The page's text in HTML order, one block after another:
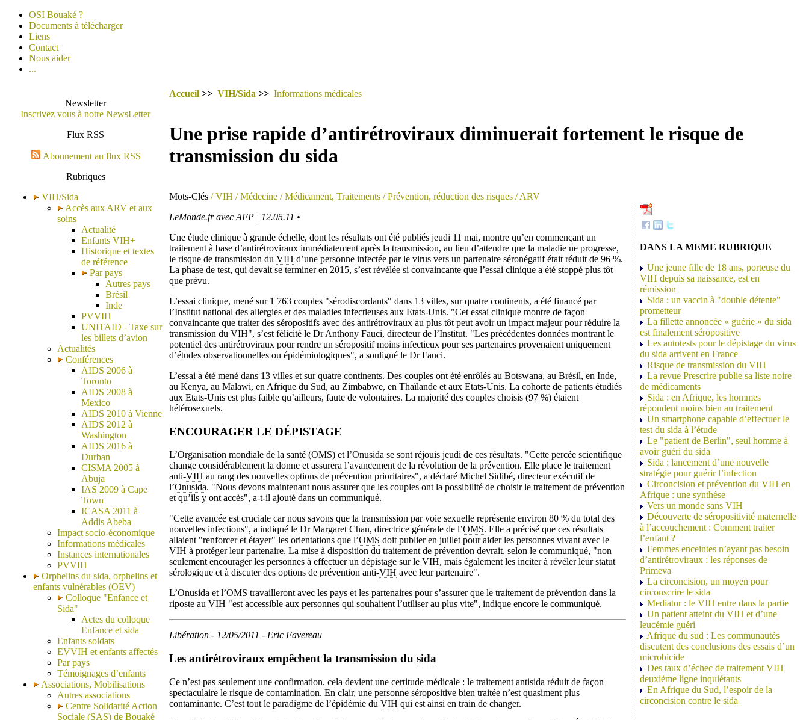
OSI Bouaké ?
Documents à télécharger
Liens
Contact
Nous aider
...
Newsletter
Inscrivez vous à notre NewsLetter
Flux RSS
Abonnement au flux RSS
Rubriques
VIH/Sida
Accès aux ARV et aux
soins
Actualité
Enfants VIH+
Historique et textes
de référence
Par pays
Autres pays
Brésil
Inde
PVVIH
UNITAID - Taxe sur
les billets d’avion
Actualités
Conférences
AIDS 2006 à
Toronto
AIDS 2008 à
Mexico
AIDS 2010 à Vienne
AIDS 2012 à
Washington
AIDS 2016 à
Durban
CISMA 2005 à
Abuja
IAS 2009 à Cape
Town
ICASA 2011 à
Addis Abeba
Impact socio-économique
Informations médicales
Instances internationales
PVVIH
Orphelins du sida, orphelins et
enfants vulnérables (OEV)
Colloque "Enfance et
Sida"
Actes du colloque
Enfance et sida
Enfants soldats
EVVIH et enfants affectés
Par pays
Témoignages d’enfants
Associations, Mobilisations
Autres associations
Centre Solidarité Action
Sociale (SAS) de Bouaké
Accueil >> VIH/Sida >> Informations médicales
Une prise rapide d’antirétroviraux diminuerait fortement le risque de
transmission du sida
Mots-Clés / VIH / Médecine / Médicament, Traitements / Prévention, réduction des risques / ARV
LeMonde.fr avec AFP | 12.05.11 •
Une étude clinique à grande échelle, dont les résultats ont été publiés jeudi 11 mai, montre qu’en commençant un
traitement à base d’antirétroviraux immédiatement après la transmission, au lieu d’attendre que la maladie ne progresse,
le risque de transmission du VIH d’une personne infectée par le virus vers un partenaire séronégatif était réduit de 96 %.
La phase de test, qui devait se terminer en 2015, s’est révélée si convaincante que l’essai clinique a été stoppé plus tôt
que prévu.
L’essai clinique, mené sur 1 763 couples "sérodiscordants" dans 13 villes, sur quatre continents, a été financé par
l’Institut national des allergies et des maladies infectieuses aux Etats-Unis. "Cet essai clinique montre de façon
convaincante que traiter des séropositifs avec des antirétroviraux au plus tôt peut avoir un impact majeur pour réduire la
transmission du VIH", s’est félicité le Dr Anthony Fauci, directeur de l’Institut. "Les précédentes données montrant le
potentiel des antirétroviraux pour rendre un séropositif moins infectieux pour ses partenaires provenaient uniquement
d’études observationnelles ou épidémiologiques", a souligné le Dr Fauci.
L’essai a été mené dans 13 villes et sur quatre continents. Des couples ont été enrôlés au Botswana, au Brésil, en Inde,
au Kenya, au Malawi, en Afrique du Sud, au Zimbabwe, en Thaïlande et aux Etats-Unis. La cohorte de patients étudiés
aux Etats-Unis est plus faible qu’ailleurs, faute de volontaires. La majorité des couples choisis (97 %) étaient
hétérosexuels.
ENCOURAGER LE DÉPISTAGE
L’Organisation mondiale de la santé (OMS) et l’Onusida se sont réjouis jeudi de ces résultats. "Cette percée scientifique
change considérablement la donne et assurera l’avancement de la révolution de la prévention. Elle place le traitement
anti-VIH au rang des nouvelles options de prévention prioritaires", a déclaré Michel Sidibé, directeur exécutif de
l’Onusida. "Nous devons maintenant nous assurer que les couples ont la possibilité de choisir le traitement de prévention
et qu’ils y ont accès", a-t-il ajouté dans un communiqué.
"Cette avancée est cruciale car nous savons que la transmission par voie sexuelle représente environ 80 % du total des
nouvelles infections", a indiqué le Dr Margaret Chan, directrice générale de l’OMS. Elle a précisé que ces résultats
allaient "renforcer et étayer" les orientations que l’OMS doit publier en juillet pour aider les personnes vivant avec le
VIH à protéger leur partenaire. La mise à disposition du traitement de prévention devrait, selon le communiqué, "non
seulement encourager les personnes à effectuer un dépistage sur le VIH, mais également les inciter à révéler leur statut
sérologique et à discuter des options de prévention anti-VIH avec leur partenaire".
L’Onusida et l’OMS travailleront avec les pays et les partenaires pour s’assurer que le traitement de prévention dans la
riposte au VIH "est accessible aux personnes qui souhaitent l’utiliser au plus vite", indique encore le communiqué.
Libération - 12/05/2011 - Eric Favereau
Les antirétroviraux empêchent la transmission du sida
Ce n’est pas seulement une confirmation, cela devient une certitude médicale : le traitement antisida réduit de façon
spectaculaire le risque de contamination. En clair, une personne séropositive bien traitée n’est quasiment plus
contaminante. C’est tout le paradigme de l’épidémie du VIH qui est ainsi en train de changer.
DANS LA MEME RUBRIQUE
Une jeune fille de 18 ans, porteuse du
VIH depuis sa naissance, est en
rémission
Sida : un vaccin à "double détente"
prometteur
La fillette annoncée « guérie » du sida
est finalement séropositive
Les autotests pour le dépistage du virus
du sida arrivent en France
Risque de transmission du VIH
La revue Prescrire publie sa liste noire
de médicaments
Sida : en Afrique, les hommes
répondent moins bien au traitement
Un smartphone capable d’effectuer le
test du sida à l’étude
Le "patient de Berlin", seul homme à
avoir guéri du sida
Sida : lancement d’une nouvelle
stratégie pour guérir l’infection
Circoncision et prévention du VIH en
Afrique : une synthèse
Vers un monde sans VIH
Découverte de séropositivité maternelle
à l’accouchement : Comment traiter
l’enfant ?
Femmes enceintes n’ayant pas besoin
d’antirétroviraux : les réponses de
Primeva
La circoncision, un moyen pour
circonscrire le sida
Mediator : le VIH entre dans la partie
Un patient atteint du VIH et d’une
leucémie guéri
Afrique du sud : Les communautés
discutent des conclusions des essais d’un
microbicide
Des taux d’échec de traitement VIH
deuxième ligne inquiétants
En Afrique du Sud, l’espoir de la
circoncision contre le sida